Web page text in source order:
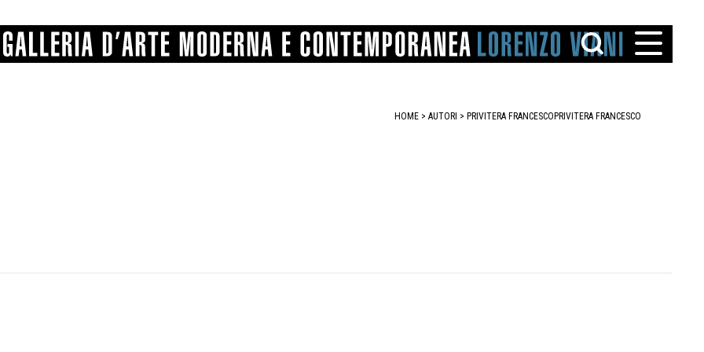
PROVENIENZE VARIE
HOME > AUTORI > PRIVITERA FRANCESCO PRIVITERA FRANCESCO